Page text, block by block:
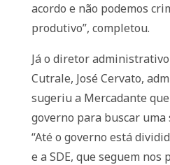
acordo e não podemos
produtivo”, completou.
Já o diretor
Cutrale, José Cervato,
sugeriu a Mercadante
governo para buscar uma
“Até o governo está
e a SDE, que seguem nos